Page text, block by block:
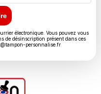
électronique. Vous pouvez vous
de désinscription présent dans ces
personnalise.fr